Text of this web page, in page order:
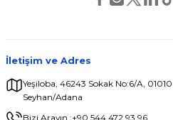
Bu ürüne benzer farklı alternatifler
İletişim ve Adres
Yeşiloba, 46243 Sokak No:6/A, 01010
Seyhan/Adana
Bizi Arayın :+90 544 472 93 96